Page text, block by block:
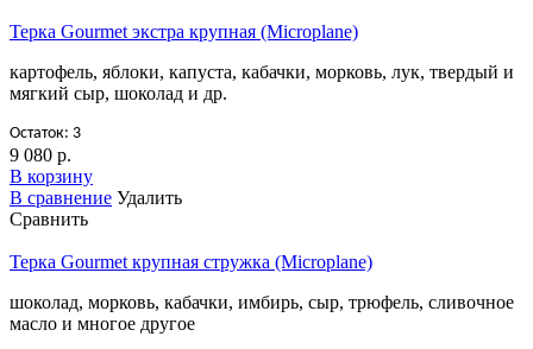
Терка Gourmet экстра крупная (Microplane)
картофель, яблоки, капуста, кабачки, морковь, лук, твердый и
мягкий сыр, шоколад и др.
Остаток: 3
9 080 р.
В корзину
В сравнение Удалить
Сравнить
Терка Gourmet крупная стружка (Microplane)
шоколад, морковь, кабачки, имбирь, сыр, трюфель, сливочное
масло и многое другое